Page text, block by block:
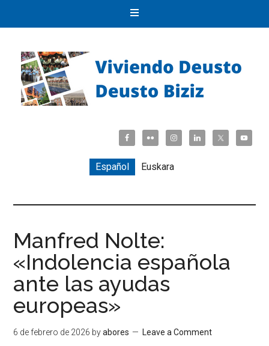
Español Euskara
Manfred Nolte:
«Indolencia española
ante las ayudas
europeas»
6 de febrero de 2026 byabores Leave a Comment